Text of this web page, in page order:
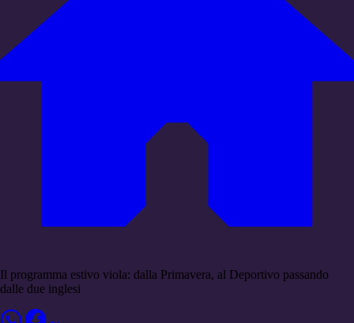
Il programma estivo viola: dalla Primavera, al Deportivo passando
dalle due inglesi